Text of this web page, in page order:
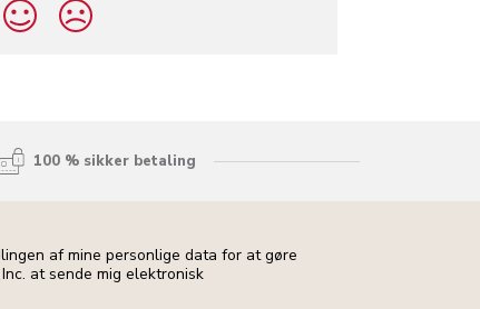
100 % sikker betaling
af mine personlige data for at gøre
at sende mig elektronisk